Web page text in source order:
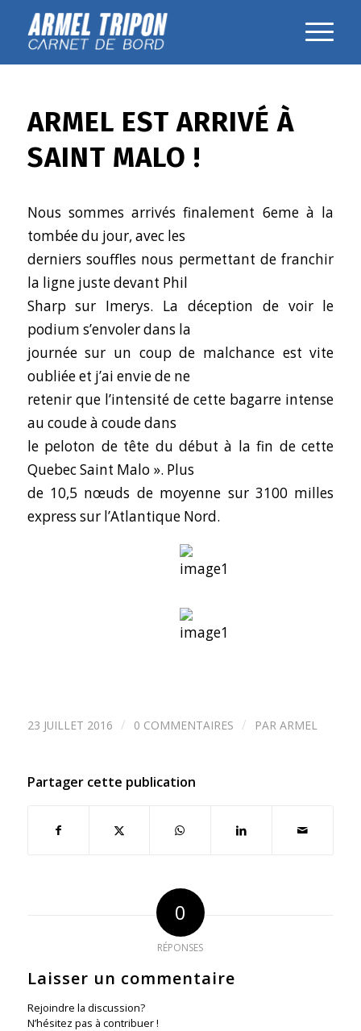
ARMEL EST ARRIVÉ À
SAINT MALO !
Nous sommes arrivés finalement 6eme à la
tombée du jour, avec les
derniers souffles nous permettant de franchir
la ligne juste devant Phil
Sharp sur Imerys. La déception de voir le
podium s’envoler dans la
journée sur un coup de malchance est vite
oubliée et j’ai envie de ne
retenir que l’intensité de cette bagarre intense
au coude à coude dans
le peloton de tête du début à la fin de cette
Quebec Saint Malo ». Plus
de 10,5 nœuds de moyenne sur 3100 milles
express sur l’Atlantique Nord.
23 JUILLET 2016 / 0 COMMENTAIRES / PAR ARMEL
Partager cette publication
0
RÉPONSES
Laisser un commentaire
Rejoindre la discussion?
N’hésitez pas à contribuer !